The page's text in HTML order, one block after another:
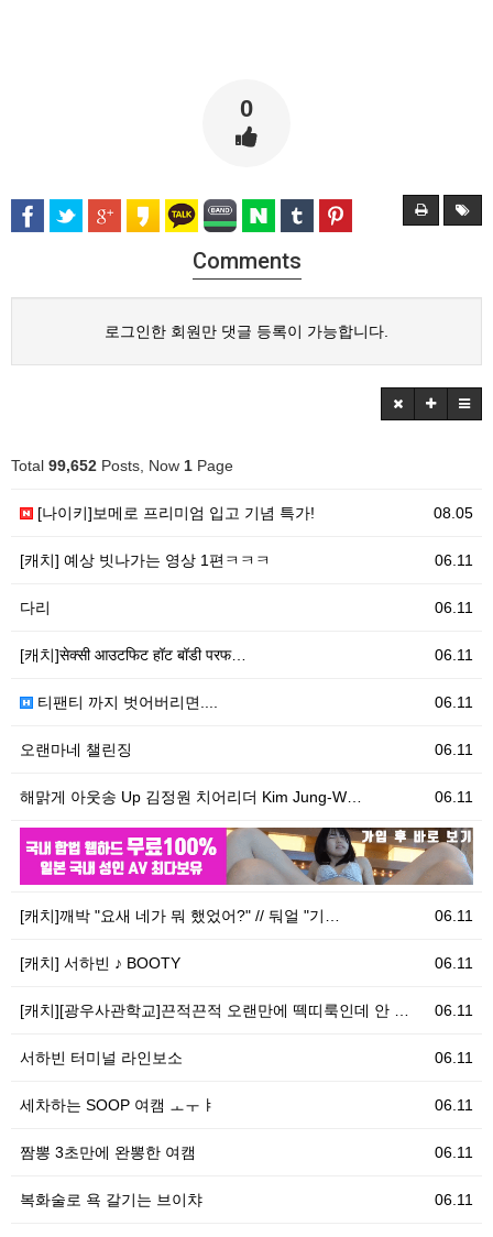
0
Comments
로그인한 회원만 댓글 등록이 가능합니다.
Total 99,652 Posts, Now 1 Page
08.05
[나이키]보메로 프리미엄 입고 기념 특가!
06.11
[캐치] 예상 빗나가는 영상 1편ㅋㅋㅋ
06.11
다리
06.11
[캐치]सेक्सी आउटफिट हॉट बॉडी परफ…
06.11
티팬티 까지 벗어버리면....
06.11
오랜마네 챌린징
06.11
해맑게 아웃송 Up 김정원 치어리더 Kim Jung-W…
06.11
06.11
[캐치]깨박 "요새 네가 뭐 했었어?" // 둬얼 "기…
06.11
[캐치] 서하빈 ♪ BOOTY
06.11
[캐치][광우사관학교]끈적끈적 오랜만에 떽띠룩인데 안 …
06.11
서하빈 터미널 라인보소
06.11
세차하는 SOOP 여캠 ㅗㅜㅑ
06.11
짬뽕 3초만에 완뽕한 여캠
06.11
복화술로 욕 갈기는 브이챠